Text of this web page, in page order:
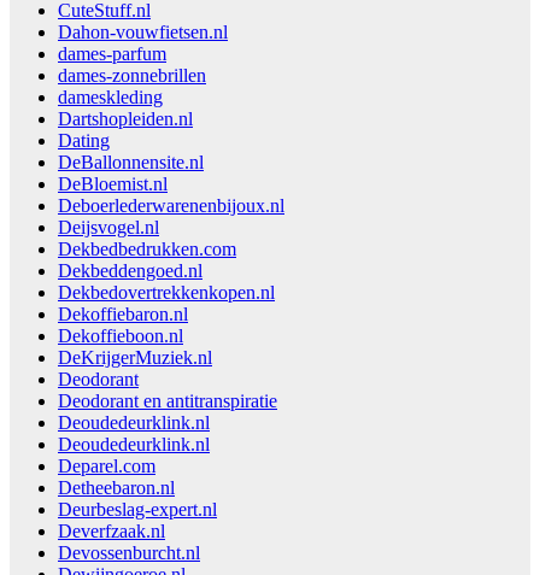
CuteStuff.nl
Dahon-vouwfietsen.nl
dames-parfum
dames-zonnebrillen
dameskleding
Dartshopleiden.nl
Dating
DeBallonnensite.nl
DeBloemist.nl
Deboerlederwarenenbijoux.nl
Deijsvogel.nl
Dekbedbedrukken.com
Dekbeddengoed.nl
Dekbedovertrekkenkopen.nl
Dekoffiebaron.nl
Dekoffieboon.nl
DeKrijgerMuziek.nl
Deodorant
Deodorant en antitranspiratie
Deoudedeurklink.nl
Deoudedeurklink.nl
Deparel.com
Detheebaron.nl
Deurbeslag-expert.nl
Deverfzaak.nl
Devossenburcht.nl